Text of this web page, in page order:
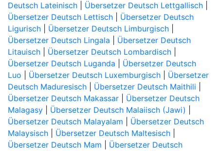
Deutsch Lateinisch| Übersetzer Deutsch Lettgallisch|
Übersetzer Deutsch Lettisch| Übersetzer Deutsch
Ligurisch| Übersetzer Deutsch Limburgisch|
Übersetzer Deutsch Lingala
Übersetzer Deutsch
Litauisch| Übersetzer Deutsch Lombardisch|
Übersetzer Deutsch Luganda
Übersetzer Deutsch
Luo
Übersetzer Deutsch Luxemburgisch| Übersetzer
Deutsch Maduresisch| Übersetzer Deutsch Maithili
Übersetzer Deutsch Makassar| Übersetzer Deutsch
Malagasy| Übersetzer Deutsch Malaiisch (Jawi)
Übersetzer Deutsch Malayalam
Übersetzer Deutsch
Malaysisch| Übersetzer Deutsch Maltesisch|
Übersetzer Deutsch Mam
Übersetzer Deutsch